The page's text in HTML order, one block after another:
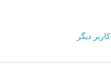
کاربر دیگر